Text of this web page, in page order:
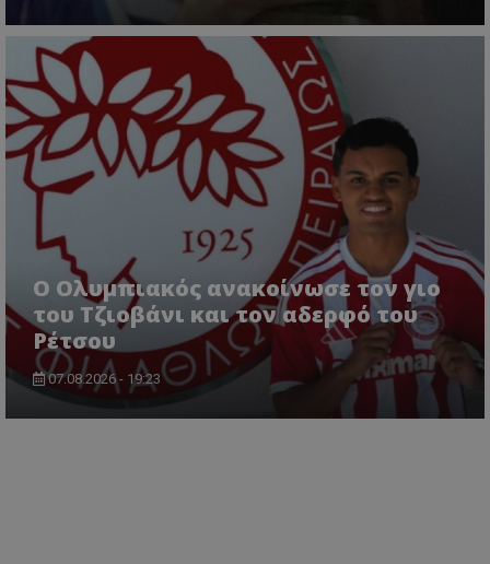
Ο Ολυμπιακός ανακοίνωσε τον γιο
του Τζιοβάνι και τον αδερφό του
Ρέτσου
07.08.2026 - 19:23